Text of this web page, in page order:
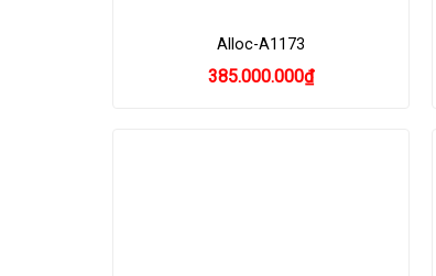
Alloc-A1173
385.000.000₫